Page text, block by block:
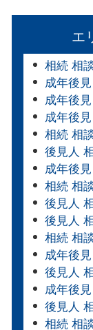
エ
相続 相
成年後
成年後
成年後
相続 相
後見人
成年後
相続 相
後見人
後見人
相続 相
成年後
後見人
成年後
後見人
相続 相